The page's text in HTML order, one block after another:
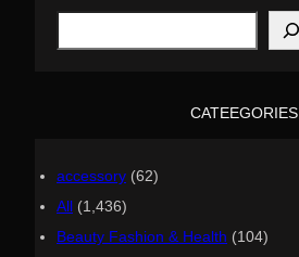
S
a
CATEEGORIES
accessory (62)
All (1,436)
Beauty Fashion & Health (104)